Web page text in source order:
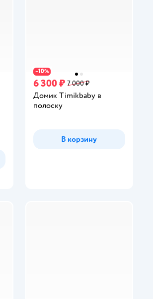
−10%
6 300 ₽ 7 000 ₽
Домик Timikbaby в
полоску
В корзину